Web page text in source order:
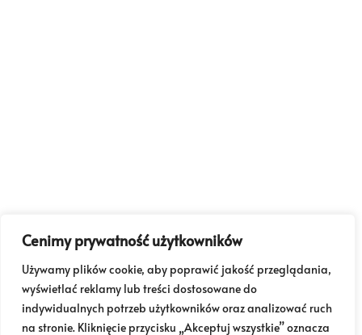
Cenimy prywatność użytkowników
Używamy plików cookie, aby poprawić jakość przeglądania,
wyświetlać reklamy lub treści dostosowane do
indywidualnych potrzeb użytkowników oraz analizować ruch
na stronie. Kliknięcie przycisku „Akceptuj wszystkie” oznacza